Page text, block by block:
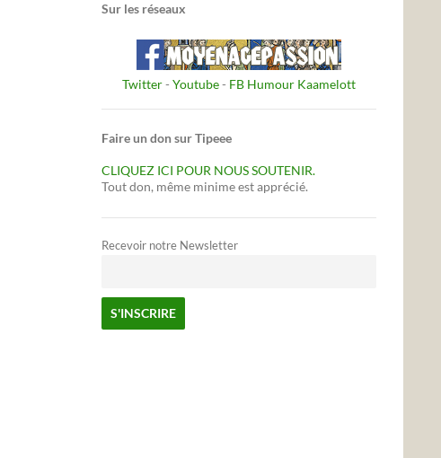
Sur les réseaux
Twitter- Youtube- FB Humour Kaamelott
Faire un don sur Tipeee
CLIQUEZ ICI POUR NOUS SOUTENIR.
Tout don, même minime est apprécié.
Recevoir notre Newsletter